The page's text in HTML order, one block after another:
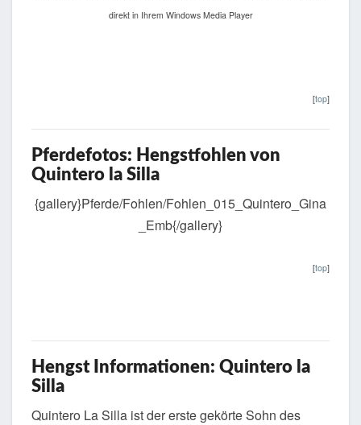
direkt in Ihrem Windows Media Player
[top]
Pferdefotos: Hengstfohlen von
Quintero la Silla
{gallery}Pferde/Fohlen/Fohlen_015_Quintero_Gina
_Emb{/gallery}
[top]
Hengst Informationen: Quintero la
Silla
Quintero La Silla ist der erste gekörte Sohn des